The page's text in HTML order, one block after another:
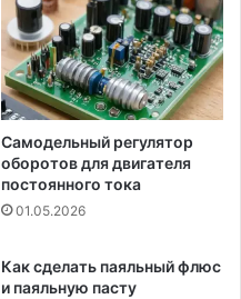
Самодельный регулятор
оборотов для двигателя
постоянного тока
01.05.2026
Как сделать паяльный флюс
и паяльную пасту